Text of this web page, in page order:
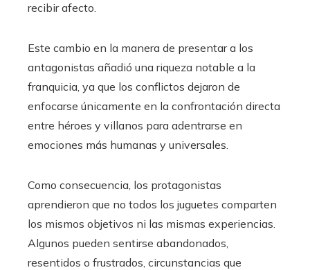
recibir afecto.
Este cambio en la manera de presentar a los
antagonistas añadió una riqueza notable a la
franquicia, ya que los conflictos dejaron de
enfocarse únicamente en la confrontación directa
entre héroes y villanos para adentrarse en
emociones más humanas y universales.
Como consecuencia, los protagonistas
aprendieron que no todos los juguetes comparten
los mismos objetivos ni las mismas experiencias.
Algunos pueden sentirse abandonados,
resentidos o frustrados, circunstancias que